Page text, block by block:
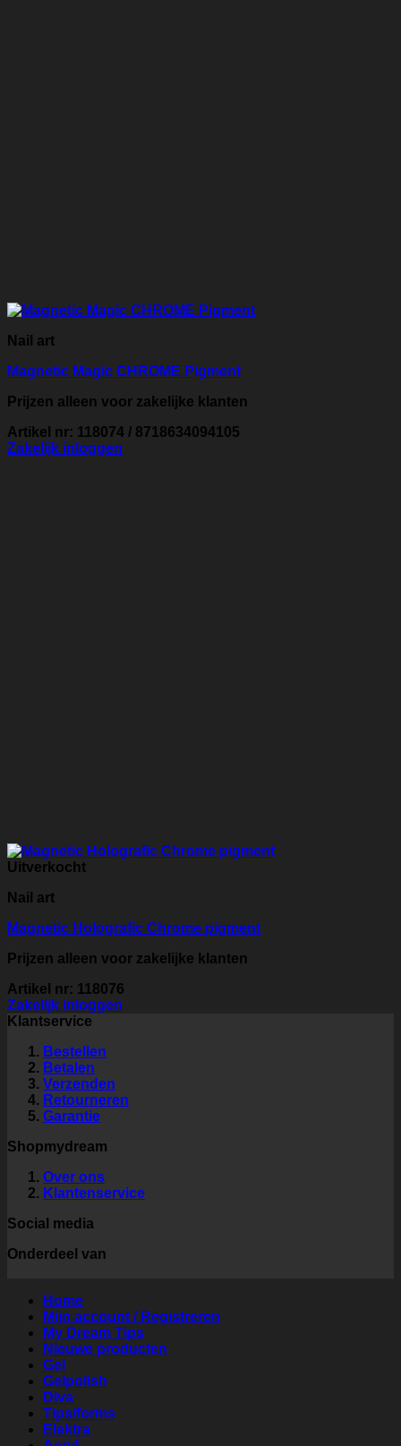
Nail art
Magnetic Magic CHROME Pigment
Prijzen alleen voor zakelijke klanten
Artikel nr: 118074 / 8718634094105
Zakelijk inloggen
Uitverkocht
Nail art
Magnetic Holografic Chrome pigment
Prijzen alleen voor zakelijke klanten
Artikel nr: 118076
Zakelijk inloggen
Klantservice
Bestellen
Betalen
Verzenden
Retourneren
Garantie
Shopmydream
Over ons
Klantenservice
Social media
Onderdeel van
Home
Mijn account / Registreren
My Dream Tips
Nieuwe producten
Gel
Gelpolish
Diva
Tips/forms
Elektra